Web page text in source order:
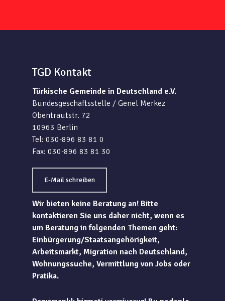
TGD Kontakt
Türkische Gemeinde in Deutschland e.V.
Bundesgeschäftsstelle / Genel Merkez
Obentrautstr. 72
10963 Berlin
Tel: 030-896 83 81 0
Fax: 030-896 83 81 30
E-Mail schreiben
Wir bieten keine Beratung an! Bitte
kontaktieren Sie uns daher nicht, wenn es
um Beratung in folgenden Themen geht:
Einbürgerung/Staatsangehörigkeit,
Arbeitsmarkt, Migration nach Deutschland,
Wohnungssuche, Vermittlung von Jobs oder
Pratika.